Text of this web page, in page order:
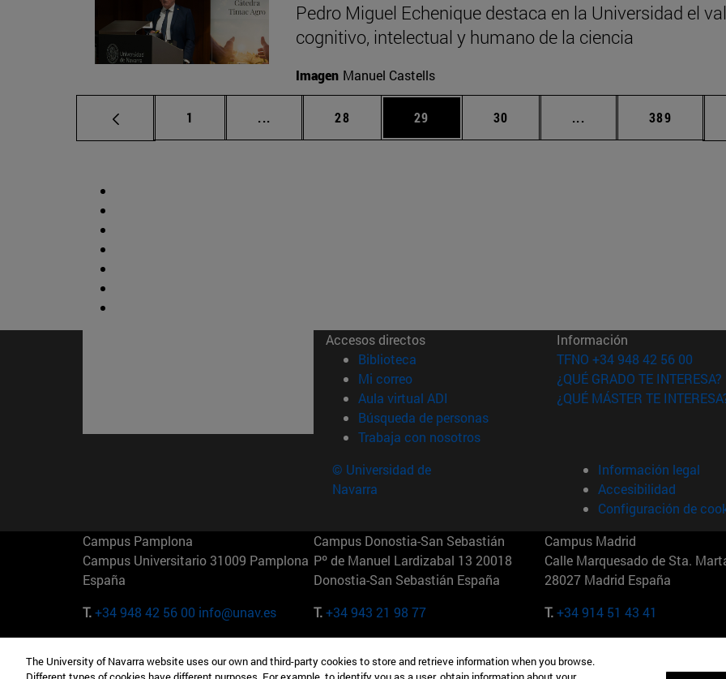
Pedro Miguel Echenique destaca en la Universidad el
cognitivo, intelectual y humano de la ciencia
Imagen Manuel Castells
Página
1 ... Páginas intermedias Use TAB para desplazarse.
Página
28 Página
29 Página
30 ... Páginas intermedias
Página
389
Accesos directos
Biblioteca (abre en nueva ventana)
Mi correo(abre en nueva ventana)
Aula virtual ADI (abre en nueva ventana)
Búsqueda de personas(abre en nueva ventana)
Trabaja con nosotros(abre en nueva ventana)
Información
TFNO +34 948 42 56 00
¿QUÉ GRADO TE INTERESA?
¿QUÉ MÁSTER TE
© Universidad de
Navarra
Información legal
Accesibilidad
Configuración de
Campus Pamplona
Campus Universitario 31009 Pamplona
España
T.+34 948 42 56 00 info@unav.es
Campus Donostia-San Sebastián
Pº de Manuel Lardizabal 13 20018
Donostia-San Sebastián España
T.+34 943 21 98 77
Campus Madrid
Calle Marquesado de Sta.
28027 Madrid España
T.+34 914 51 43 41
Camino del Cerro Águila 3 28023
165 W 57th St 10019-2201 Nueva York Maria-Theresia-Straße 15 81675
The University of Navarra website uses our own and third-party cookies to store and retrieve information when you browse.